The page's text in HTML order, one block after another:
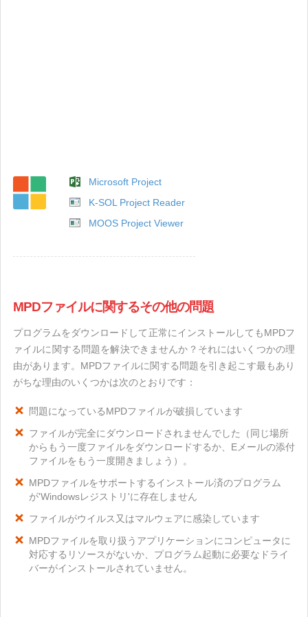
Microsoft Project
K-SOL Project Reader
MOOS Project Viewer
MPDファイルに関するその他の問題
プログラムをダウンロードして正常にインストールしてもMPDフ
ァイルに関する問題を解決できませんか？それにはいくつかの理
由があります。MPDファイルに関する問題を引き起こす最もあり
がちな理由のいくつかは次のとおりです：
問題になっているMPDファイルが破損しています
ファイルが完全にダウンロードされませんでした（同じ場所
からもう一度ファイルをダウンロードするか、Eメールの添付
ファイルをもう一度開きましょう）。
MPDファイルをサポートするインストール済のプログラム
が'Windowsレジストリ'に存在しません
ファイルがウイルス又はマルウェアに感染しています
MPDファイルを取り扱うアプリケーションにコンピュータに
対応するリソースがないか、プログラム起動に必要なドライ
バーがインストールされていません。